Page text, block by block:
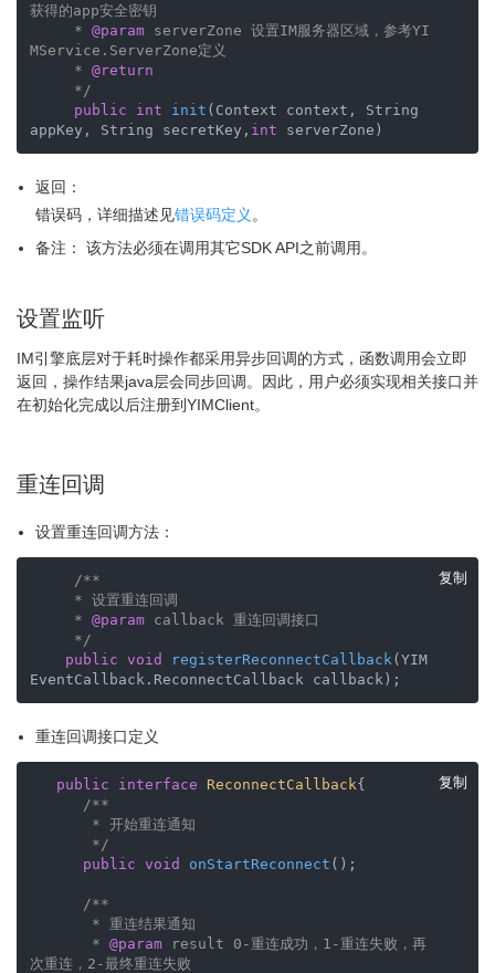
获得的app安全密钥
     *
@param serverZone 设置IM服务器区域，参考YI
MService.ServerZone定义
     *
@return
     */
public
int init (Context context, String
appKey, String secretKey, int serverZone)
返回：
错误码，详细描述见错误码定义 。
备注： 该方法必须在调用其它SDK API之前调用。
设置监听
IM引擎底层对于耗时操作都采用异步回调的方式，函数调用会立即
返回，操作结果java层会同步回调。因此，用户必须实现相关接口并
在初始化完成以后注册到YIMClient。
重连回调
设置重连回调方法：
复制
/**
     *
@param callback 重连回调接口
     */
public void registerReconnectCallback(YIM
EventCallback.ReconnectCallback callback) ;
重连回调接口定义
复制
public interface ReconnectCallback{
/**
       */
public void onStartReconnect () ;
/**
       *
@param result 0-重连成功，1-重连失败，再
次重连，2-最终重连失败